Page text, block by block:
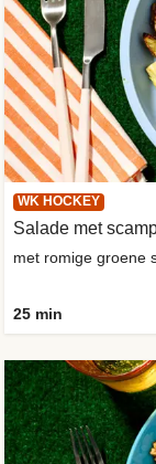
WK HOCKEY
Salade met
met romige groene
25 min